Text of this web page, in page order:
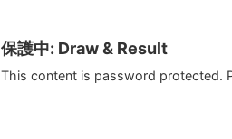
保護中: Draw & Result
This content is password protected.